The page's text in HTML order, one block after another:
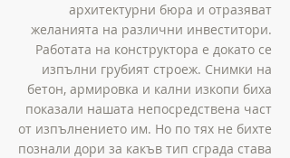
архитектурни бюра и отразяват
желанията на различни инвеститори.
Работата на конструктора е докато се
изпълни грубият строеж. Снимки на
бетон, армировка и кални изкопи биха
показали нашата непосредствена част
от изпълнението им. Но по тях не бихте
познали дори за какъв тип сграда става